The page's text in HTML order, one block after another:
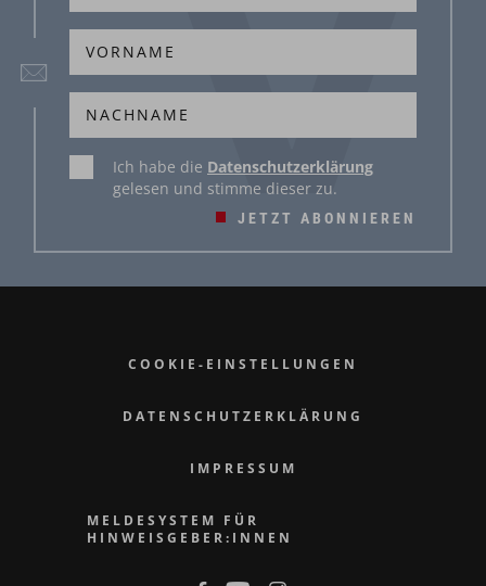
JETZT ABONNIEREN
Ich habe die Datenschutzerklärung
gelesen und stimme dieser zu.
COOKIE-EINSTELLUNGEN
DATENSCHUTZERKLÄRUNG
IMPRESSUM
MELDESYSTEM FÜR
HINWEISGEBER:INNEN